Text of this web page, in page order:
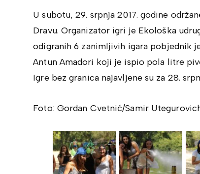
U subotu, 29. srpnja 2017. godine
Dravu. Organizator igri je Ekološka
odigranih 6 zanimljivih igara pobjednik
Antun Amadori koji je ispio pola litre
Igre bez granica najavljene su za 28.
Foto: Gordan Cvetnić/Samir